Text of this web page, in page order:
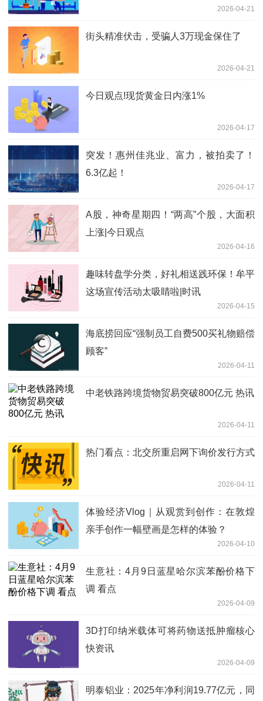
2026-04-21
街头精准伏击，受骗人3万现金保住了
2026-04-21
今日观点!现货黄金日内涨1%
2026-04-17
突发！惠州佳兆业、富力，被拍卖了！
6.3亿起！
2026-04-17
A股，神奇星期四！“两高”个股，大面积
上涨|今日观点
2026-04-16
趣味转盘学分类，好礼相送践环保！牟平
这场宣传活动太吸睛啦|时讯
2026-04-15
海底捞回应“强制员工自费500买礼物赔偿
顾客”
2026-04-11
中老铁路跨境货物贸易突破800亿元 热讯
2026-04-11
热门看点：北交所重启网下询价发行方式
2026-04-11
体验经济Vlog｜从观赏到创作：在敦煌
亲手创作一幅壁画是怎样的体验？
2026-04-10
生意社：4月9日蓝星哈尔滨苯酚价格下
调 看点
2026-04-09
3D打印纳米载体可将药物送抵肿瘤核心
快资讯
2026-04-09
明泰铝业：2025年净利润19.77亿元，同